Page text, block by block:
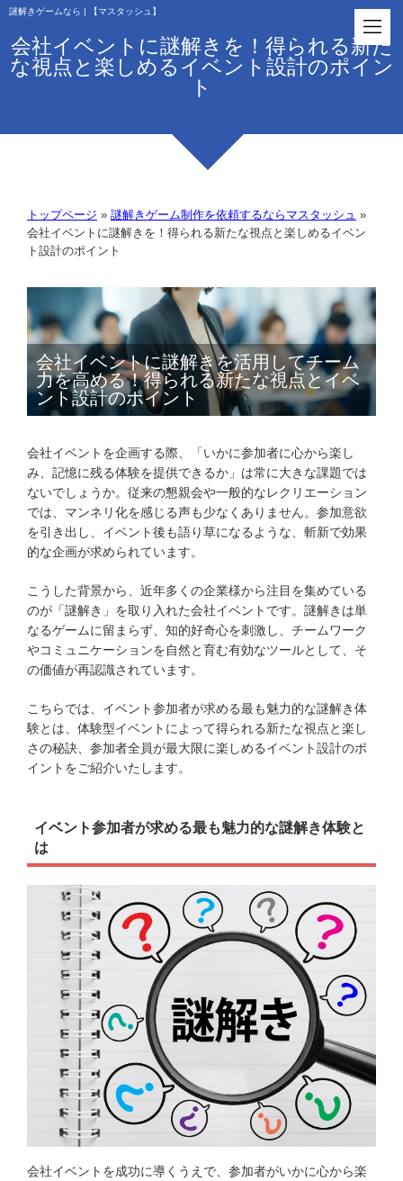
謎解きゲームなら | 【マスタッシュ】
会社イベントに謎解きを！得られる新た
な視点と楽しめるイベント設計のポイン
ト
トップページ » 謎解きゲーム制作を依頼するならマスタッシュ »
会社イベントに謎解きを！得られる新たな視点と楽しめるイベン
ト設計のポイント
会社イベントに謎解きを活用してチーム
力を高める！得られる新たな視点とイベ
ント設計のポイント
会社イベントを企画する際、「いかに参加者に心から楽し
み、記憶に残る体験を提供できるか」は常に大きな課題では
ないでしょうか。従来の懇親会や一般的なレクリエーション
では、マンネリ化を感じる声も少なくありません。参加意欲
を引き出し、イベント後も語り草になるような、斬新で効果
的な企画が求められています。
こうした背景から、近年多くの企業様から注目を集めている
のが「謎解き」を取り入れた会社イベントです。謎解きは単
なるゲームに留まらず、知的好奇心を刺激し、チームワーク
やコミュニケーションを自然と育む有効なツールとして、そ
の価値が再認識されています。
こちらでは、イベント参加者が求める最も魅力的な謎解き体
験とは、体験型イベントによって得られる新たな視点と楽し
さの秘訣、参加者全員が最大限に楽しめるイベント設計のポ
イントをご紹介いたします。
イベント参加者が求める最も魅力的な謎解き体験と
は
会社イベントを成功に導くうえで、参加者がいかに心から楽